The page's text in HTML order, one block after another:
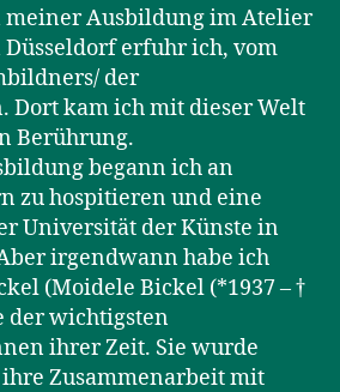
meiner Ausbildung im Atelier
Düsseldorf erfuhr ich, vom
der
Dort kam ich mit dieser Welt
Berührung.
begann ich an
zu hospitieren und eine
Universität der Künste in
irgendwann habe ich
(Moidele Bickel (*1937 – †
der wichtigsten
ihrer Zeit. Sie wurde
Zusammenarbeit mit